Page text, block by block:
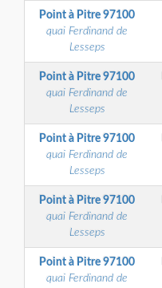
Point à Pitre97100
quai Ferdinand de
Lesseps
Point à Pitre97100
quai Ferdinand de
Lesseps
Point à Pitre97100
quai Ferdinand de
Lesseps
Point à Pitre97100
quai Ferdinand de
Lesseps
Point à Pitre97100
quai Ferdinand de